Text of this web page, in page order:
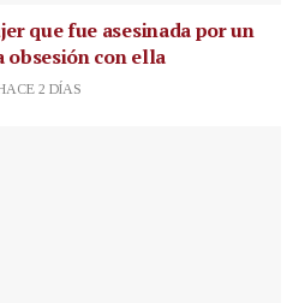
que fue asesinada por un
obsesión con ella
2 DÍAS